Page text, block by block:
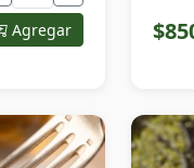
Agregar